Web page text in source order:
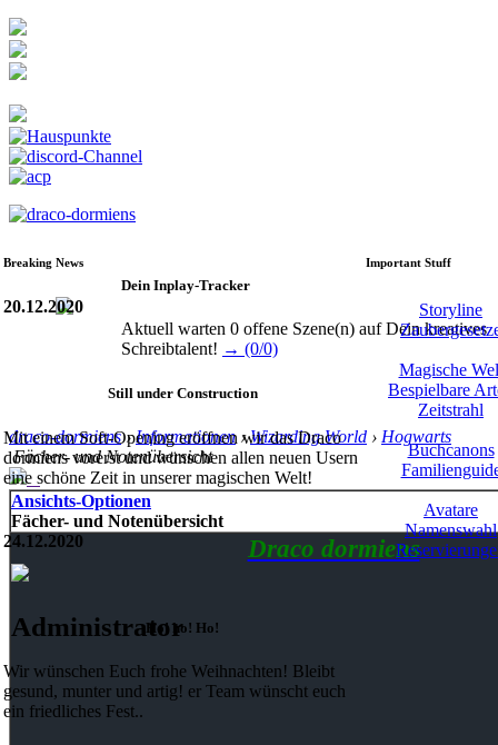
Breaking News
20.12.2020
Still under Construction
Mit einem Soft-Opening eröffnen wir das Draco
dormiens vorerst und wünschen allen neuen Usern
eine schöne Zeit in unserer magischen Welt!
24.12.2020
Ho! ho! Ho!
Wir wünschen Euch frohe Weihnachten! Bleibt
gesund, munter und artig! er Team wünscht euch
ein friedliches Fest..
Important Stuff
Storyline
Magische
Bespielbare
Zeitstrahl
Buchcanons
Avatare
Namenswahl
Dein Inplay-Tracker
Aktuell warten 0 offene Szene(n) auf Dein kreatives
Schreibtalent! → (0/0)
draco-dormiens›Informationen›Wizarding World › Hogwarts
Fächer- und Notenübersicht
Ansichts-Optionen
Fächer- und Notenübersicht
Draco dormiens
Administrator